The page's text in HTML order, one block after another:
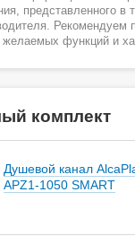
представленного в
Рекомендуем
функций и
комплект
Душевой канал
APZ1-1050 SMART